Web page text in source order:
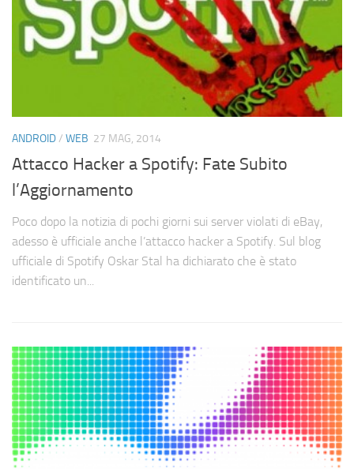
ANDROID/ WEB 27 MAG, 2014
Attacco Hacker a Spotify: Fate Subito
l’Aggiornamento
Poco dopo la notizia di pochi giorni sui server violati di eBay,
adesso è ufficiale anche l’attacco hacker a Spotify. Sul blog
ufficiale di Spotify Oskar Stal ha dichiarato che è stato
identificato un...